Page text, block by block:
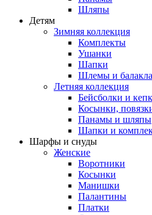
Шляпы
Детям
Зимняя коллекция
Комплекты
Ушанки
Шапки
Шлемы и
Летняя коллекция
Бейсболки и
Косынки,
Панамы и шляпы
Шапки и
Шарфы и снуды
Женские
Воротники
Косынки
Манишки
Палантины
Платки